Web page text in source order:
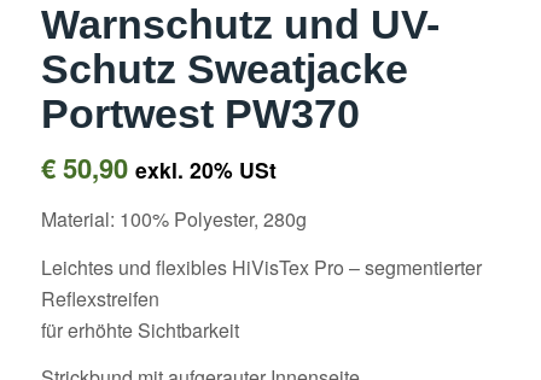
Warnschutz und UV-
Schutz Sweatjacke
Portwest PW370
€50,90 exkl. 20% USt
Material: 100% Polyester, 280g
Leichtes und flexibles HiVisTex Pro – segmentierter
Reflexstreifen
für erhöhte Sichtbarkeit